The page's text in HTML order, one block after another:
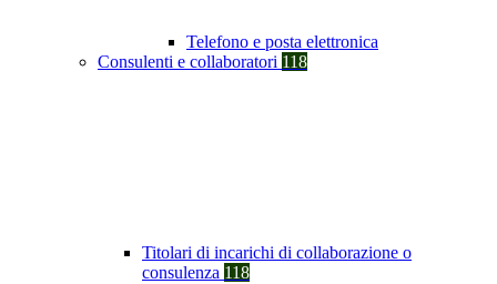
Telefono e posta elettronica
Consulenti e collaboratori 118
Titolari di incarichi di collaborazione o
consulenza 118